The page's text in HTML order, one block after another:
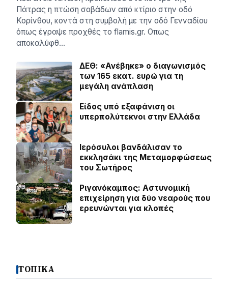
Πάτρας η πτώση σοβάδων από κτίριο στην οδό
Κορίνθου, κοντά στη συμβολή με την οδό Γενναδίου
όπως έγραψε προχθές το flamis.gr. Οπως
αποκαλύφθ…
ΔΕΘ: «Ανέβηκε» ο διαγωνισμός
των 165 εκατ. ευρώ για τη
μεγάλη ανάπλαση
Είδος υπό εξαφάνιση οι
υπερπολύτεκνοι στην Ελλάδα
Ιερόσυλοι βανδάλισαν το
εκκλησάκι της Μεταμορφώσεως
του Σωτήρος
Ριγανόκαμπος: Αστυνομική
επιχείρηση για δύο νεαρούς που
ερευνώνται για κλοπές
ΤΟΠΙΚΑ